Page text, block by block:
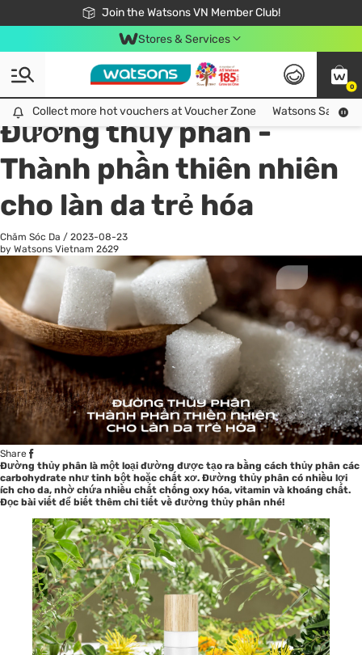
Join the Watsons VN Member Club!
Free Shipping For Order From 249,000Đ
24h Fast delivery in Hồ Chí Minh City
Stores & Services
0
Collect more hot vouchers at Voucher Zone
Collect more hot vouchers at Voucher Zone Watsons Safety
All
Chăm Sóc Cá Nhân
Đường thủy phân -
Thành phần thiên nhiên
cho làn da trẻ hóa
Chăm Sóc Da / 2023-08-23
by Watsons Vietnam 2629
Share
Đường thủy phân là một loại đường được tạo ra bằng cách thủy phân các
carbohydrate như tinh bột hoặc chất xơ. Đường thủy phân có nhiều lợi
ích cho da, nhờ chứa nhiều chất chống oxy hóa, vitamin và khoáng chất.
Đọc bài viết để biết thêm chi tiết về đường thủy phân nhé!